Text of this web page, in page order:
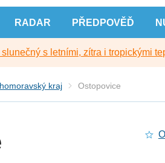
RADAR PŘEDPOVĚĎ
s letními, zítra i tropickými
kraj Ostopovice